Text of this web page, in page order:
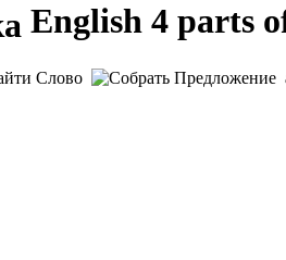
English 4 parts